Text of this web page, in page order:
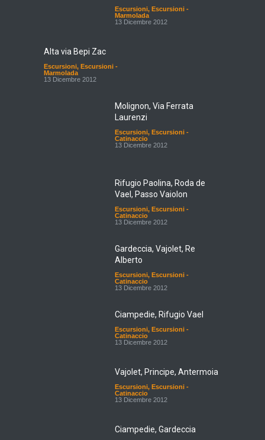
Escursioni, Escursioni -
Marmolada
13 Dicembre 2012
Alta via Bepi Zac
Escursioni, Escursioni -
Marmolada
13 Dicembre 2012
Molignon, Via Ferrata
Laurenzi
Escursioni, Escursioni -
Catinaccio
13 Dicembre 2012
Rifugio Paolina, Roda de
Vael, Passo Vaiolon
Escursioni, Escursioni -
Catinaccio
13 Dicembre 2012
Gardeccia, Vajolet, Re
Alberto
Escursioni, Escursioni -
Catinaccio
13 Dicembre 2012
Ciampedie, Rifugio Vael
Escursioni, Escursioni -
Catinaccio
13 Dicembre 2012
Vajolet, Principe, Antermoia
Escursioni, Escursioni -
Catinaccio
13 Dicembre 2012
Ciampedie, Gardeccia